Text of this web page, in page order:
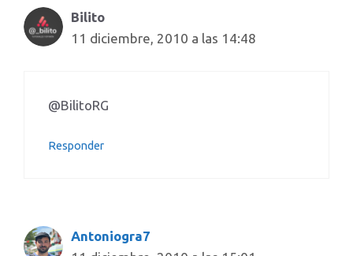
Bilito
11 diciembre, 2010 a las 14:48
@BilitoRG
Responder
Antoniogra7